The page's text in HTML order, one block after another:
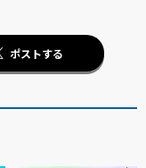
ポストする